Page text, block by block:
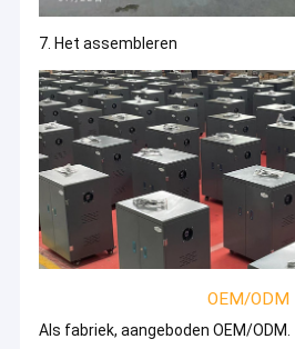
Klaslokaal het Laden Kar
Laptop het laden karretje
7. Het assembleren
OEM/ODM
Als fabriek, aangeboden OEM/ODM.
Shandong Anheli professioneler.
Productfilosofie---Dicht bij de markt,